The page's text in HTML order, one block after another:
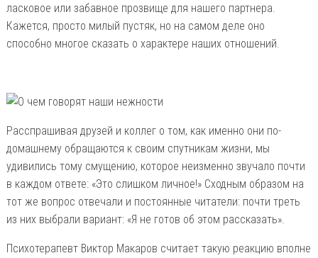
ласковое или забавное прозвище для нашего партнера.
Кажется, просто милый пустяк, но на самом деле оно
способно многое сказать о характере наших отношений.
Pасспрашивая друзей и коллег о том, как именно они по-
домашнему обращаются к своим спутникам жизни, мы
удивились тому смущению, которое неизменно звучало почти
в каждом ответе: «Это слишком личное!» Сходным образом на
тот же вопрос отвечали и постоянные читатели: почти треть
из них выбрали вариант: «Я не готов об этом рассказать».
Психотерапевт Виктор Макаров считает такую реакцию вполне